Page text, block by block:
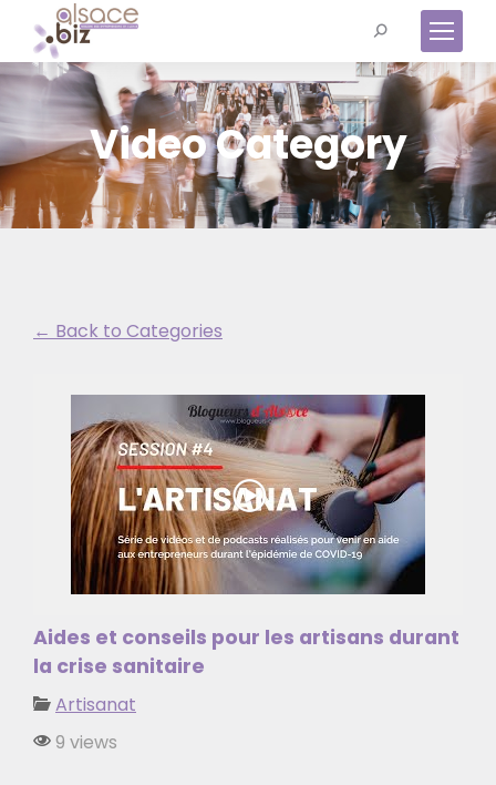
:
Video Category
← Back to Categories
Aides et conseils pour les artisans durant
la crise sanitaire
Artisanat
9 views